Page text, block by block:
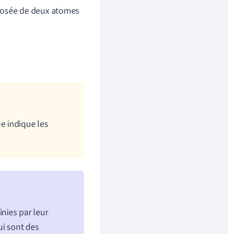
de deux atomes
indique les
par leur
sont des